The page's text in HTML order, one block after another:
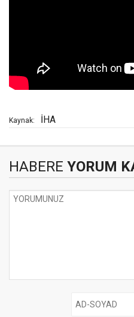
Kaynak: İHA
HABERE YORUM